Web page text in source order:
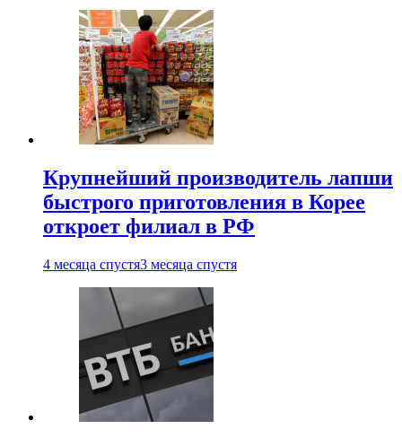
Крупнейший производитель лапши
быстрого приготовления в Корее
откроет филиал в РФ
4 месяца спустя3 месяца спустя